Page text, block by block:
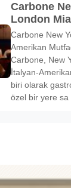
Carbone
London
Carbone New
Amerikan
Carbone, New
İtalyan-
biri olarak
özel bir yere sa